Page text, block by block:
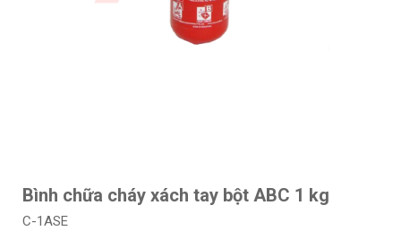
Bình chữa cháy xách tay bột ABC 1 kg
C-1ASE